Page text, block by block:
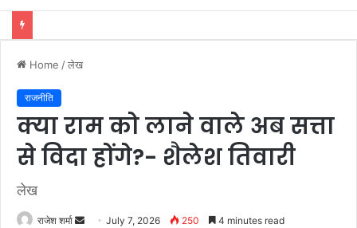
Home /लेख
राजनीति
क्या राम को लाने वाले अब सत्ता
से विदा होंगे?- शैलेश तिवारी
लेख
राजेश शर्मा July 7, 2026 250 4 minutes read